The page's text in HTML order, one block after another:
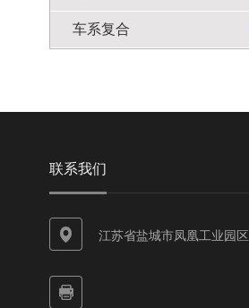
车系复合
联系我们
江苏省盐城市凤凰工业园区